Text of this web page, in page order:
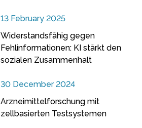
13 February 2025
Widerstandsfähig gegen
Fehlinformationen: KI stärkt den
sozialen Zusammenhalt
30 December 2024
Arzneimittelforschung mit
zellbasierten Testsystemen